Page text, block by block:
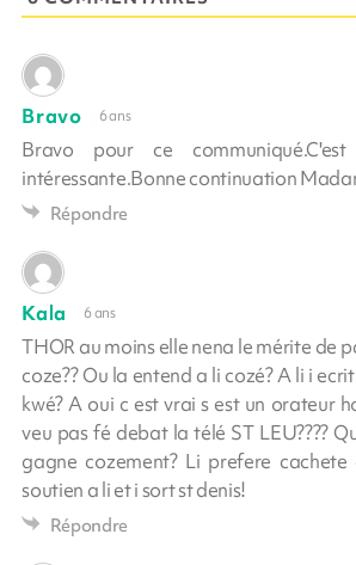
Bravo 6 ans
Bravo pour ce
intéressante.Bonne continuation
Répondre
Kala 6 ans
THOR au moins elle nena le mérite de
coze?? Ou la entend a li cozé? A li i
kwé? A oui c est vrai s est un orateur
veu pas fé debat la télé ST LEU????
gagne cozement? Li prefere
soutien a li et i sort st denis!
Répondre